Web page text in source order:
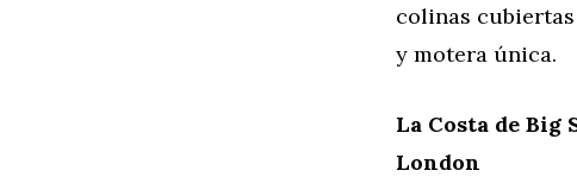
colinas
y motera única.
La Costa de
London